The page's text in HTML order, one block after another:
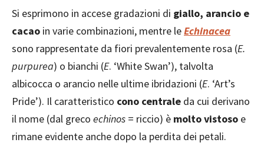
Si esprimono in accese gradazioni di giallo, arancio e
cacao in varie combinazioni, mentre leEchinacea
sono rappresentate da fiori prevalentemente rosa (E.
purpurea) o bianchi (E. ‘White Swan’), talvolta
albicocca o arancio nelle ultime ibridazioni (E. ‘Art’s
Pride’). Il caratteristico cono centrale da cui derivano
il nome (dal greco echinos = riccio) è molto vistoso e
rimane evidente anche dopo la perdita dei petali.